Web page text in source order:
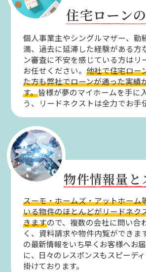
住宅ローンの
個人事業主やシングルマザー、勤
満、過去に延滞した経験がある方
ン審査に不安を感じている方はリ
お任せください。他社で住宅ロー
た方も弊社でローンが通った実績
す。皆様が夢のマイホームを手に
う、リードネクストは全力でお手
物件情報量と
スーモ・ホームズ・アットホーム
いる物件のほとんどがリードネク
きますので、複数の会社に問い合
く、資料請求や物件内覧ができま
の最新情報をいち早くお客様へお
に、日々のレスポンスもスピーデ
掛けております。